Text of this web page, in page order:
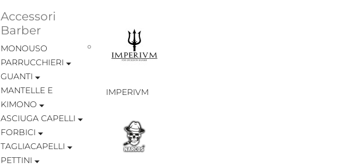
Accessori
Barber
MONOUSO
PARRUCCHIERI
GUANTI
MANTELLE E
KIMONO
ASCIUGA CAPELLI
FORBICI
TAGLIACAPELLI
PETTINI
IMPERIVM